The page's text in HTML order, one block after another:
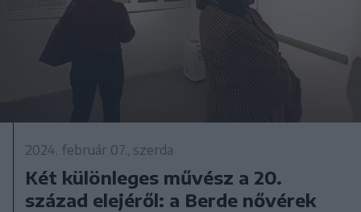
2024. február 07., szerda
Két különleges művész a 20.
század elejéről: a Berde nővérek